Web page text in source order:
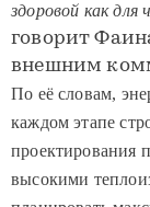
здоровой как
говорит
внешним
По её словам,
каждом этапе
проектирования
высокими